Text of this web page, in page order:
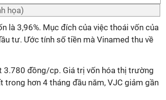
họa)
là 3,96%. Mục đích của việc thoái vốn của
tư. Ước tính số tiền mà Vinamed thu về
3.780 đồng/cp. Giá trị vốn hóa thị trường
hơn 4 tháng đầu năm, VJC giảm gần